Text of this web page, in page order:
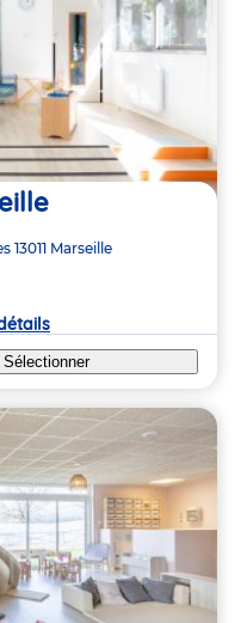
13011 Marseille
Sélectionner